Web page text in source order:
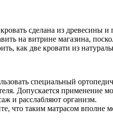
сделана из древесины и
на витрине магазина,
как две кровати из
специальный
Допускается применение
и расслабляют организм.
что таким матрасом